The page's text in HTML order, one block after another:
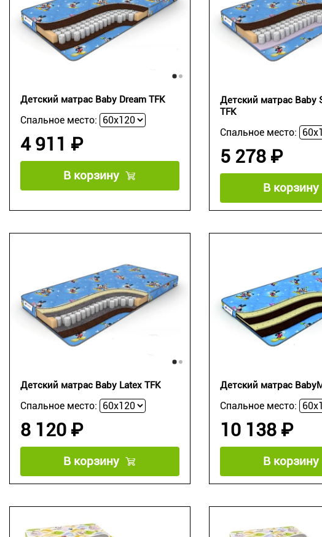
Детский матрас Baby Dream TFK
Спальное место:
4 911 ₽
В корзину
Детский матрас Baby
TFK
Спальное место:
5 278 ₽
В корзину
Детский матрас Baby Latex TFK
Спальное место:
8 120 ₽
В корзину
Детский матрас
Спальное место:
10 138 ₽
В корзину